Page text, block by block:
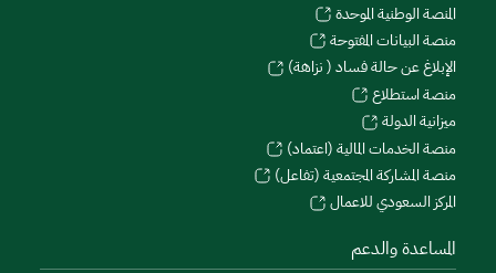
المنصة الوطنية الموحدة
منصة البيانات المفتوحة
الإبلاغ عن حالة فساد ( نزاهة)
منصة استطلاع
ميزانية الدولة
منصة الخدمات المالية (اعتماد)
منصة المشاركة المجتمعية (تفاعل)
المركز السعودي للاعمال
المساعدة والدعم